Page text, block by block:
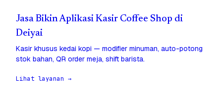
Jasa Bikin Aplikasi Kasir Coffee Shop di
Deiyai
Kasir khusus kedai kopi — modifier minuman, auto-potong
stok bahan, QR order meja, shift barista.
Lihat layanan →